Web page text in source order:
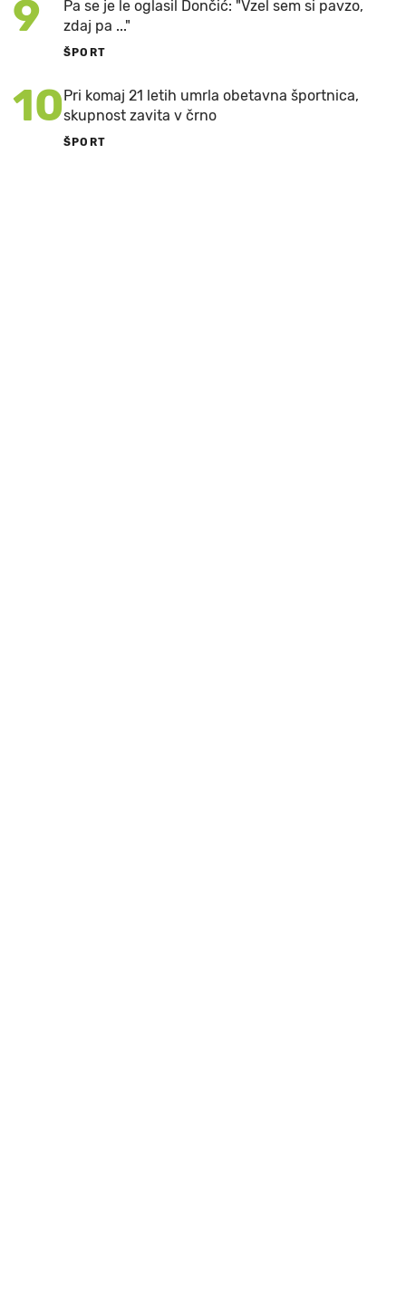
9
Pa se je le oglasil Dončić: "Vzel sem si pavzo,
zdaj pa ..."
ŠPORT
10Pri komaj 21 letih umrla obetavna športnica,
skupnost zavita v črno
ŠPORT